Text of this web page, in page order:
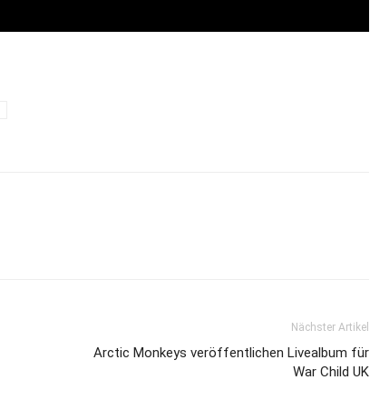
Nächster Artikel
Arctic Monkeys veröffentlichen Livealbum für
War Child UK